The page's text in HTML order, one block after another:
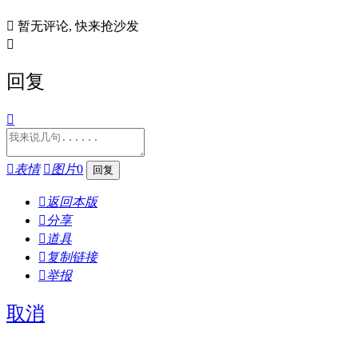
 暂无评论, 快来抢沙发

回复

表情 图片0
 返回本版
分享
 道具
 复制链接
举报
取消